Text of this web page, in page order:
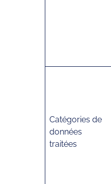
Catégories de
données
traitées